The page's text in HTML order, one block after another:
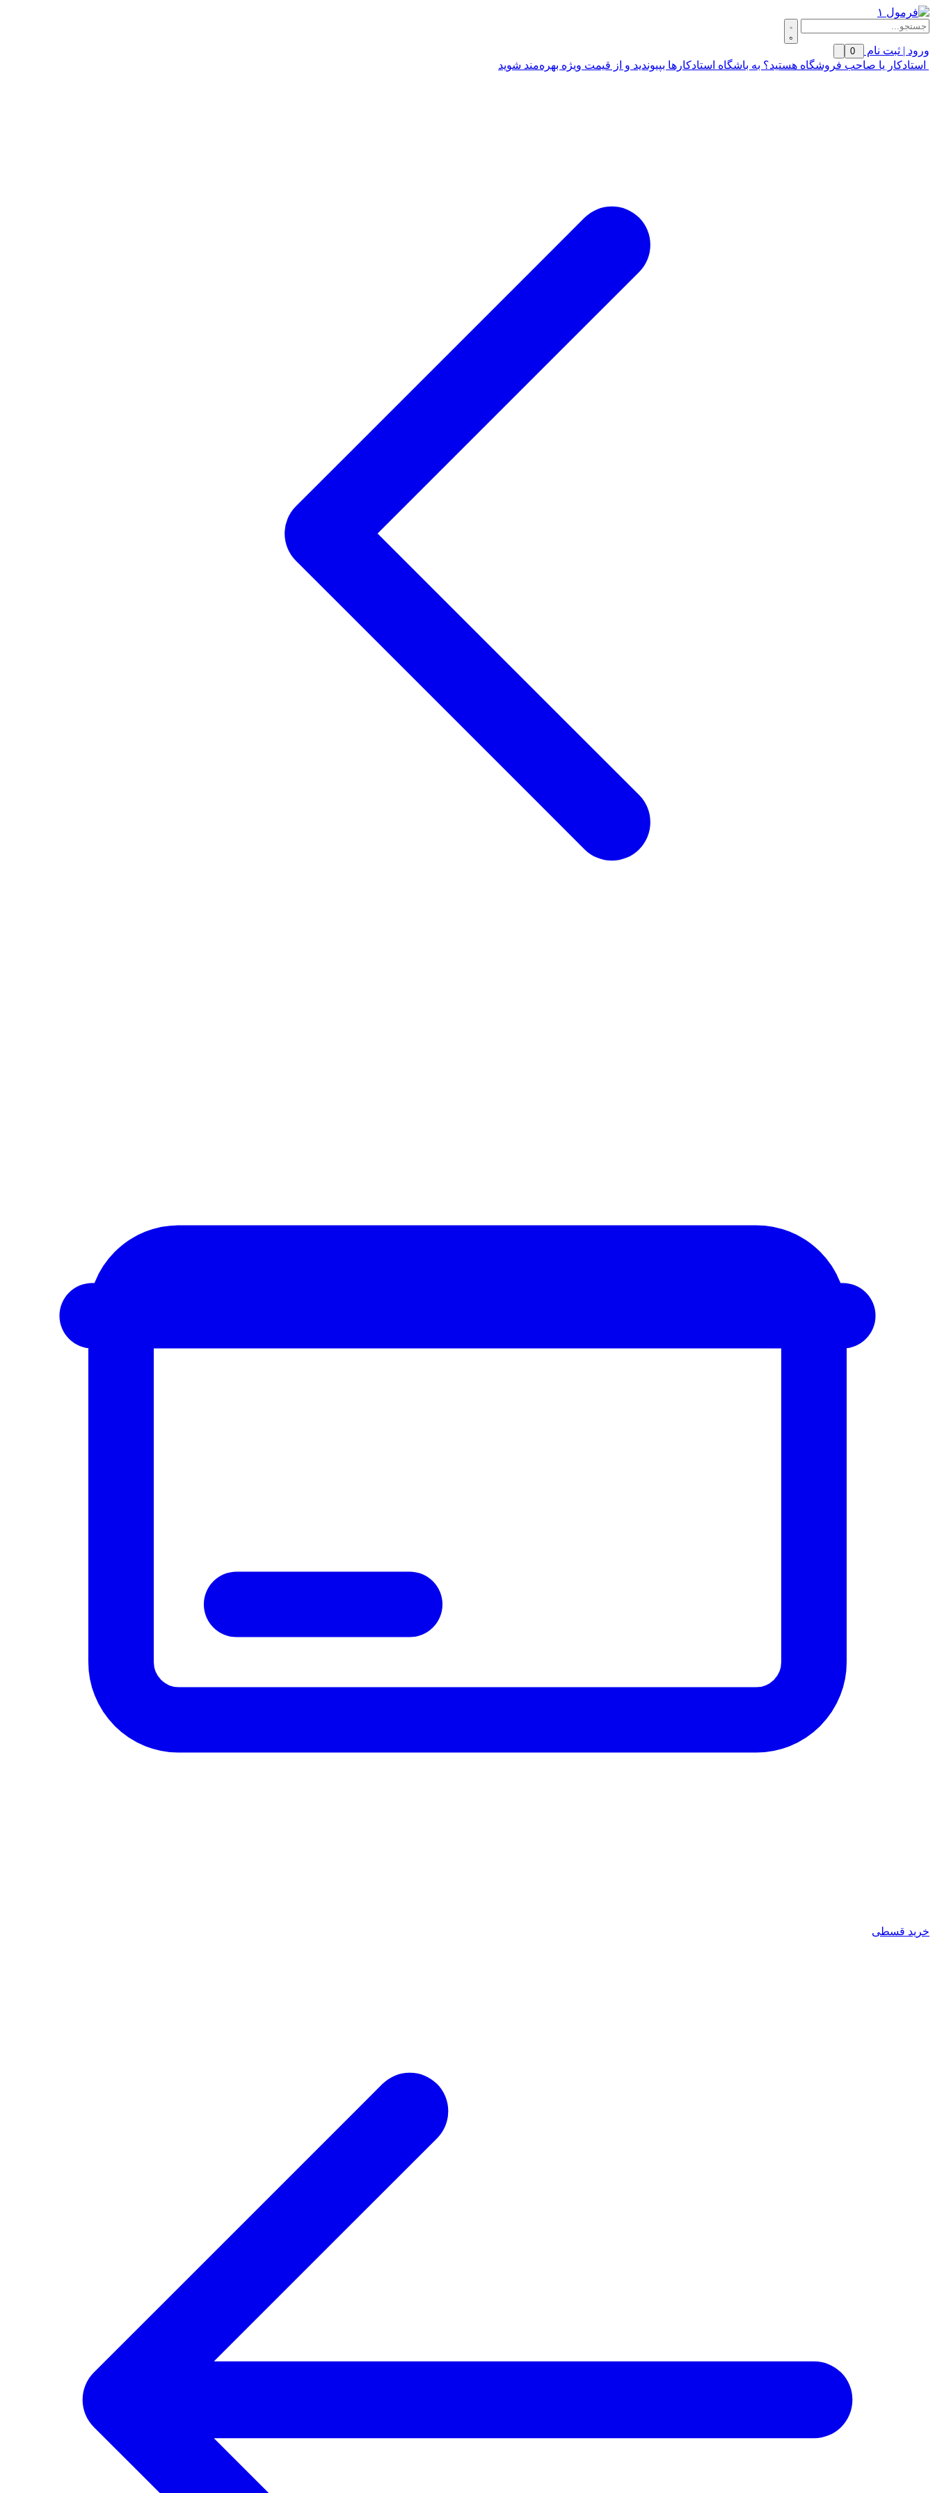
ورود | ثبت نام 0
استادکار یا صاحب فروشگاه هستید؟ به باشگاه استادکارها بپیوندید و از قیمت ویژه بهره‌مند شوید
خرید قسطی